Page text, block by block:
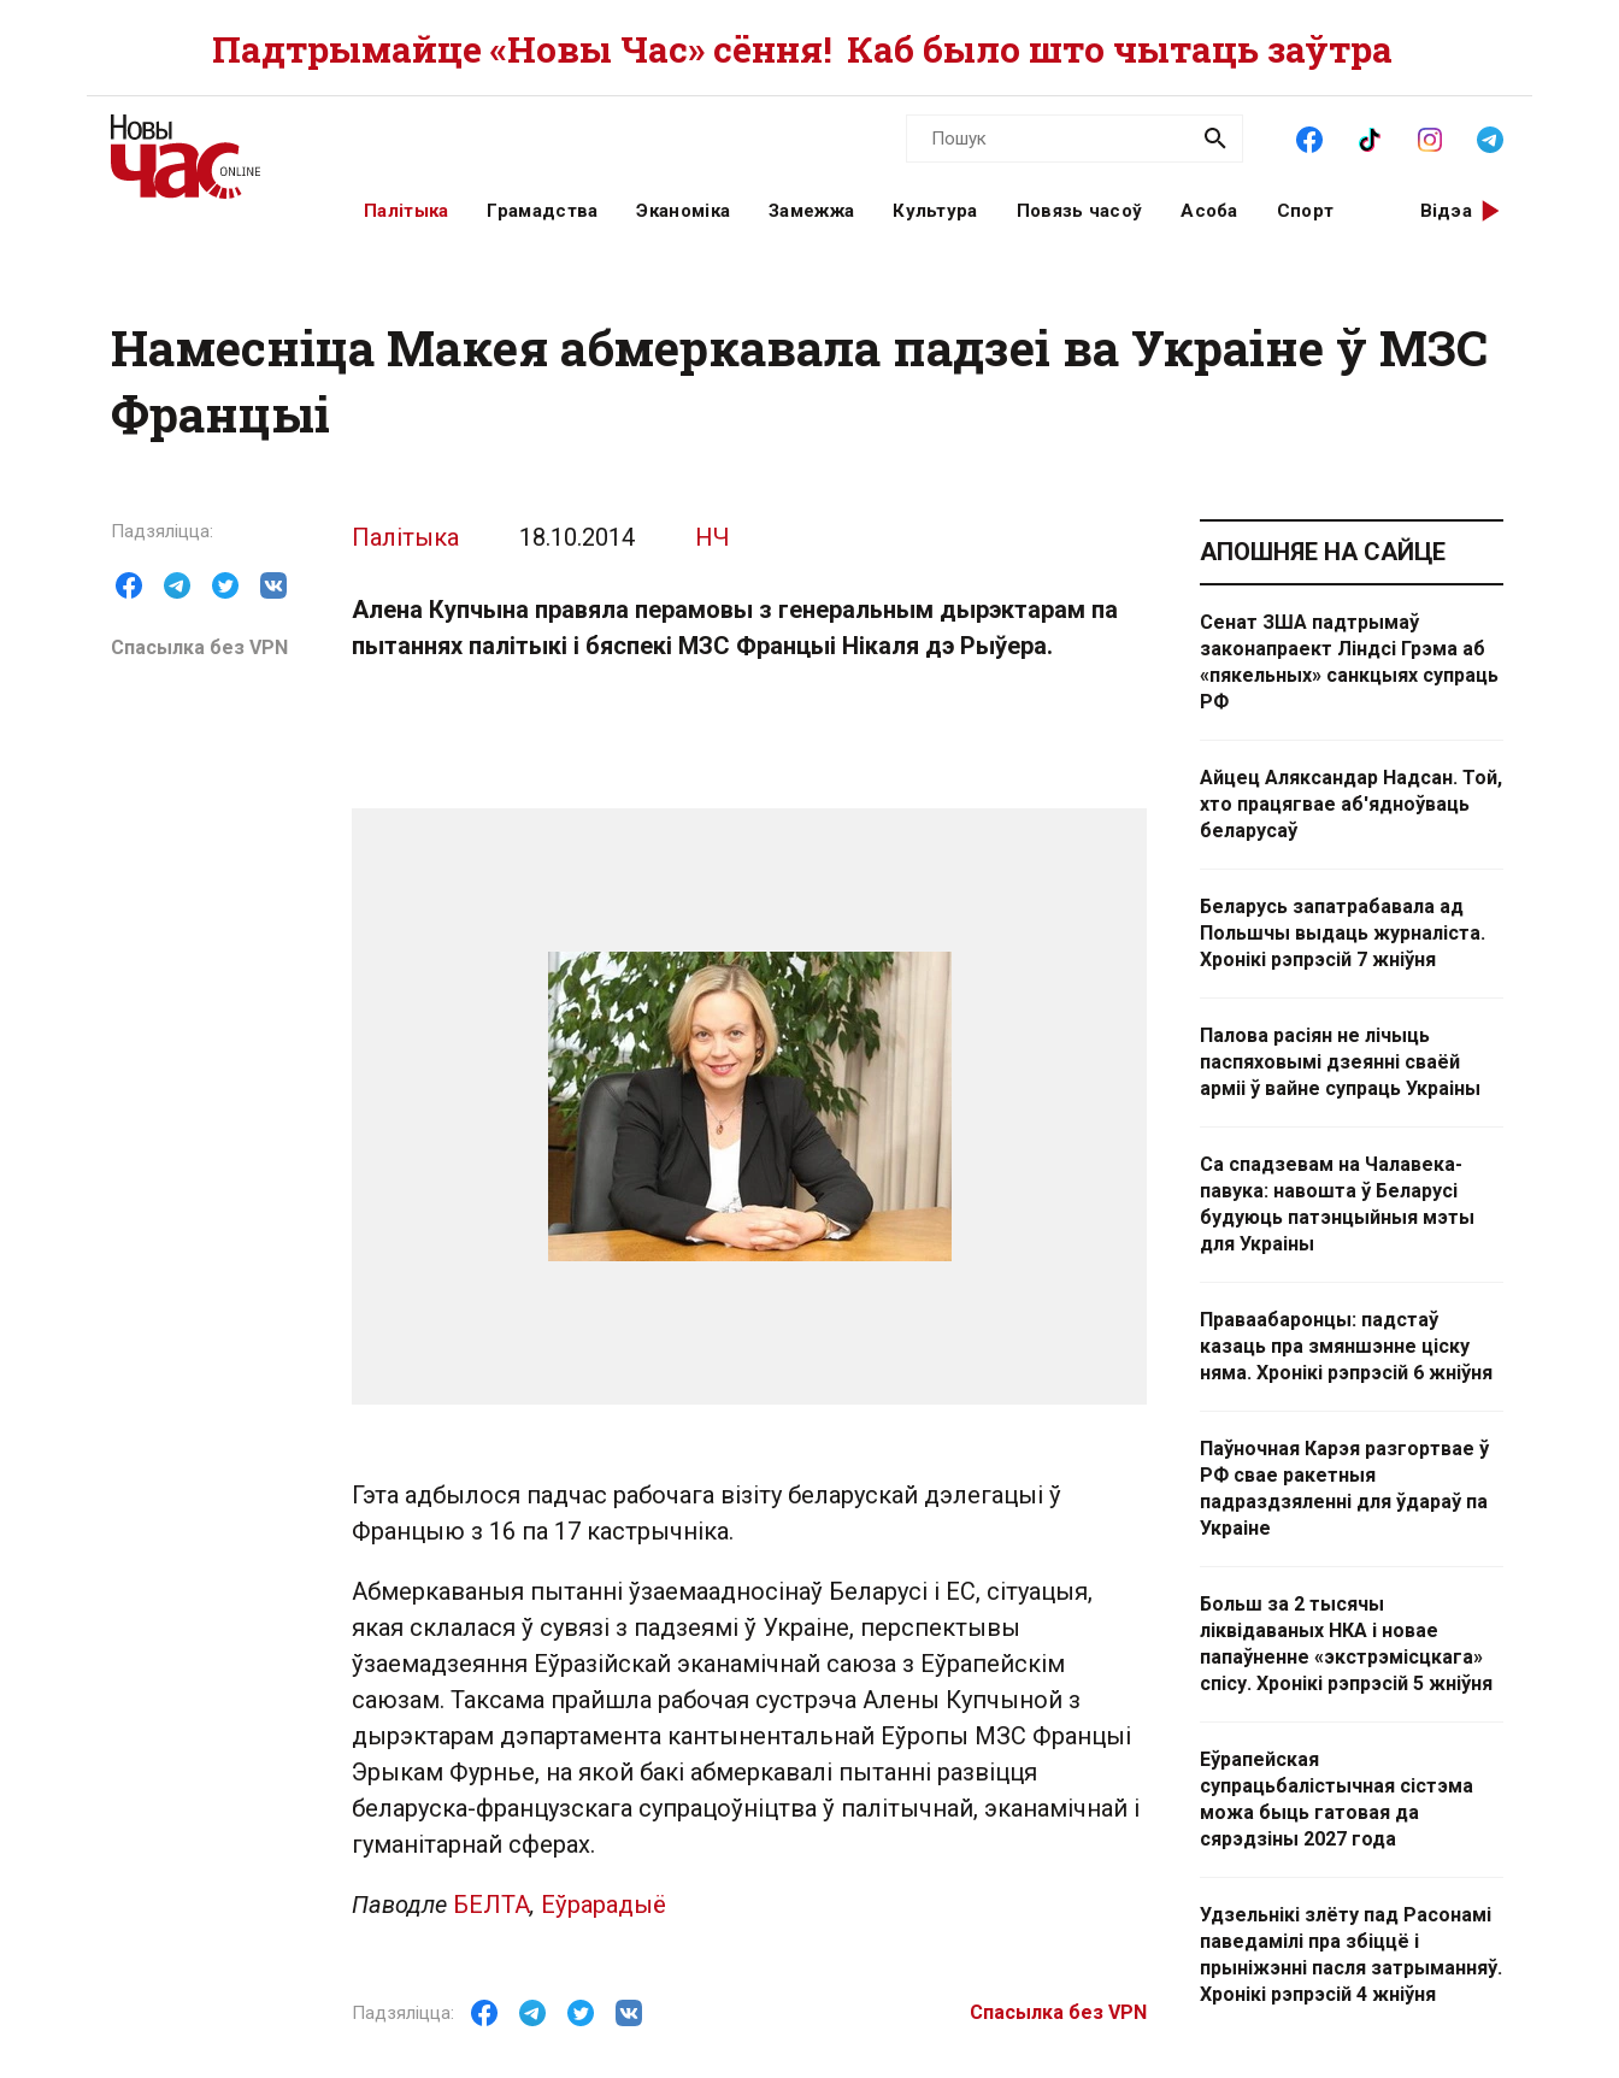
Падтрымайце «Новы Час» сёння! Каб было што чытаць заўтра
Палітыка Грамадства Эканоміка Замежжа Культура Повязь часоў Асоба Спорт Відэа
Намесніца Макея абмеркавала падзеі ва Украіне ў МЗС
Францыі
Спасылка без VPN
Палітыка 18.10.2014 НЧ
Алена Купчына правяла перамовы з генеральным дырэктарам па
пытаннях палітыкі і бяспекі МЗС Францыі Нікаля дэ Рыўера.
Гэта адбылося падчас рабочага візіту беларускай дэлегацыі ў
Францыю з 16 па 17 кастрычніка.
Абмеркаваныя пытанні ўзаемаадносінаў Беларусі і ЕС, сітуацыя,
якая склалася ў сувязі з падзеямі ў Украіне, перспектывы
ўзаемадзеяння Еўразійскай эканамічнай саюза з Еўрапейскім
саюзам. Таксама прайшла рабочая сустрэча Алены Купчыной з
дырэктарам дэпартамента кантынентальнай Еўропы МЗС Францыі
Эрыкам Фурнье, на якой бакі абмеркавалі пытанні развіцця
беларуска-французскага супрацоўніцтва ў палітычнай, эканамічнай і
гуманітарнай сферах.
Паводле БЕЛТА, Еўрарадыё
Спасылка без VPN
АПОШНЯЕ НА САЙЦЕ
Сенат ЗША падтрымаў
законапраект Ліндсі Грэма аб
«пякельных» санкцыях супраць
РФ
Айцец Аляксандар Надсан. Той,
хто працягвае аб'ядноўваць
беларусаў
Беларусь запатрабавала ад
Польшчы выдаць журналіста.
Хронікі рэпрэсій 7 жніўня
Палова расіян не лічыць
паспяховымі дзеянні сваёй
арміі ў вайне супраць Украіны
Са спадзевам на Чалавека-
павука: навошта ў Беларусі
будуюць патэнцыйныя мэты
для Украіны
Праваабаронцы: падстаў
казаць пра змяншэнне ціску
няма. Хронікі рэпрэсій 6 жніўня
Паўночная Карэя разгортвае ў
РФ свае ракетныя
падраздзяленні для ўдараў па
Украіне
Больш за 2 тысячы
ліквідаваных НКА і новае
папаўненне «экстрэмісцкага»
спісу. Хронікі рэпрэсій 5 жніўня
Еўрапейская
супрацьбалістычная сістэма
можа быць гатовая да
сярэдзіны 2027 года
Удзельнікі злёту пад Расонамі
паведамілі пра збіццё і
прыніжэнні пасля затрыманняў.
Хронікі рэпрэсій 4 жніўня